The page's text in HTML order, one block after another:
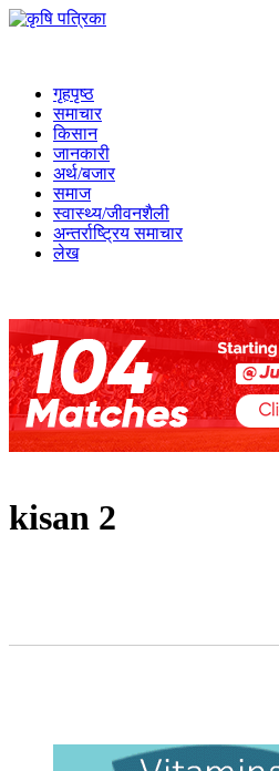
गृहपृष्ठ
समाचार
किसान
जानकारी
अर्थ/बजार
समाज
स्वास्थ्य/जीवनशैली
अन्तर्राष्ट्रिय समाचार
लेख
kisan 2